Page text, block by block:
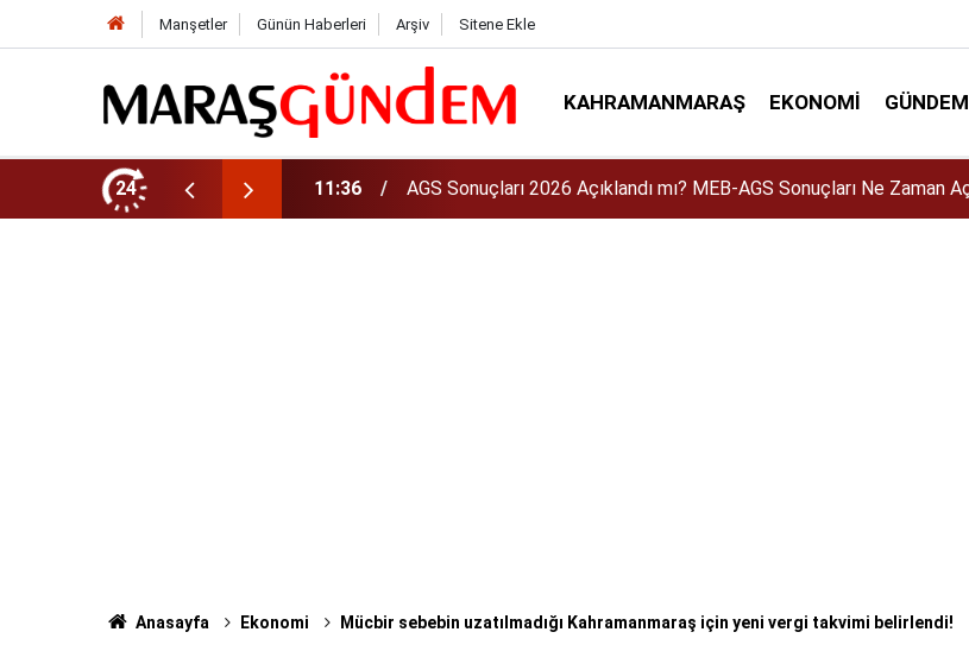
Manşetler Günün Haberleri Arşiv Sitene Ekle
KAHRAMANMARAŞ EKONOMI GÜNDEM
24
Ne Zaman Açıklanacak? 11:35
mı?
Anasayfa Ekonomi Mücbir sebebin uzatılmadığı Kahramanmaraş için yeni vergi takvimi belirlendi!